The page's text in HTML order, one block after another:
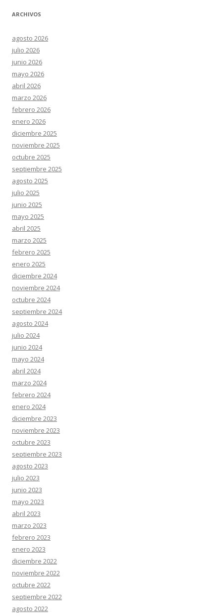
ARCHIVOS
agosto 2026
julio 2026
junio 2026
mayo 2026
abril 2026
marzo 2026
febrero 2026
enero 2026
diciembre 2025
noviembre 2025
octubre 2025
septiembre 2025
agosto 2025
julio 2025
junio 2025
mayo 2025
abril 2025
marzo 2025
febrero 2025
enero 2025
diciembre 2024
noviembre 2024
octubre 2024
septiembre 2024
agosto 2024
julio 2024
junio 2024
mayo 2024
abril 2024
marzo 2024
febrero 2024
enero 2024
diciembre 2023
noviembre 2023
octubre 2023
septiembre 2023
agosto 2023
julio 2023
junio 2023
mayo 2023
abril 2023
marzo 2023
febrero 2023
enero 2023
diciembre 2022
noviembre 2022
octubre 2022
septiembre 2022
agosto 2022